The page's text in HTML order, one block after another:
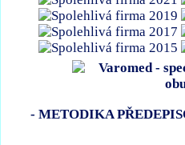
- METODIKA